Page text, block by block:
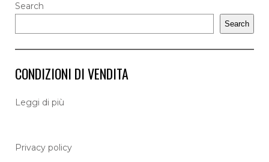
Search
Search
CONDIZIONI DI VENDITA
Leggi di più
Privacy policy